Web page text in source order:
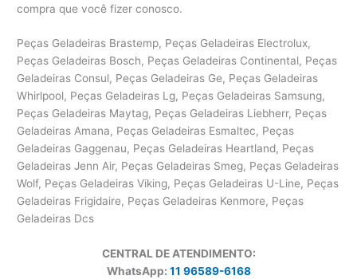
compra que você fizer conosco.
Peças Geladeiras Brastemp, Peças Geladeiras Electrolux,
Peças Geladeiras Bosch, Peças Geladeiras Continental, Peças
Geladeiras Consul, Peças Geladeiras Ge, Peças Geladeiras
Whirlpool, Peças Geladeiras Lg, Peças Geladeiras Samsung,
Peças Geladeiras Maytag, Peças Geladeiras Liebherr, Peças
Geladeiras Amana, Peças Geladeiras Esmaltec, Peças
Geladeiras Gaggenau, Peças Geladeiras Heartland, Peças
Geladeiras Jenn Air, Peças Geladeiras Smeg, Peças Geladeiras
Wolf, Peças Geladeiras Viking, Peças Geladeiras U-Line, Peças
Geladeiras Frigidaire, Peças Geladeiras Kenmore, Peças
Geladeiras Dcs
CENTRAL DE ATENDIMENTO:
WhatsApp: 11 96589-6168